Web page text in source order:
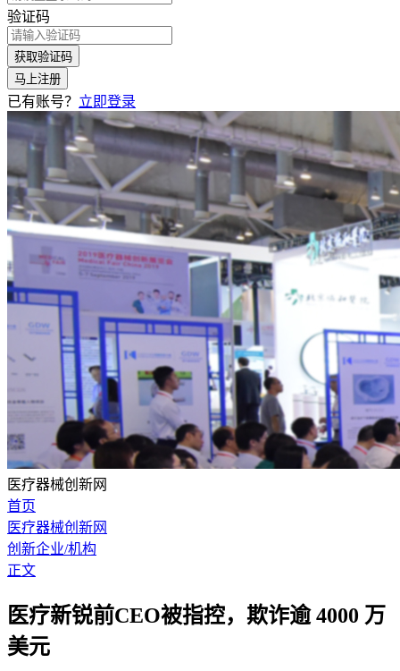
验证码
获取验证码
马上注册
已有账号？ 立即登录
医疗器械创新网
首页
医疗器械创新网
创新企业/机构
正文
医疗新锐前CEO被指控，欺诈逾 4000 万
美元